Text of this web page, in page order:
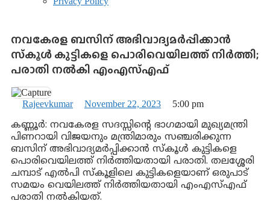
നവകേരള ബസിന് അഭിവാദ്യമര്‍പ്പിക്കാന്‍
സ്‌കൂള്‍ കുട്ടികളെ പൊരിവെയിലത്ത് നിര്‍ത്തി;
പരാതി നല്‍കി എംഎസ്എഫ്
Rajeevkumar November 22, 2023 5:00 pm
കണ്ണൂര്‍: നവകേരള സദസ്സിന്റെ ഭാഗമായി മുഖ്യമന്ത്രി
പിണറായി വിജയനും മന്ത്രിമാരും സഞ്ചരിക്കുന്ന
ബസിന് അഭിവാദ്യമര്‍പ്പിക്കാന്‍ സ്‌കൂള്‍ കുട്ടികളെ
പൊരിവെയിലത്ത് നിര്‍ത്തിയതായി പരാതി. തലശ്ശേരി
ചമ്പാട് എല്‍പി സ്‌കൂളിലെ കുട്ടികളെയാണ് ഒരുപാട്
സമയം വെയിലത്ത് നിര്‍ത്തിയതായി എംഎസ്എഫ്
പരാതി നല്‍കിയത്.